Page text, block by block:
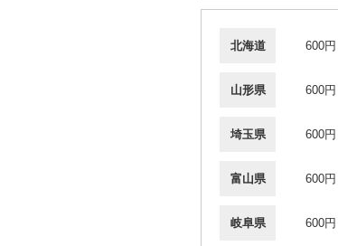
北海道 600円
山形県 600円
埼玉県 600円
富山県 600円
岐阜県 600円